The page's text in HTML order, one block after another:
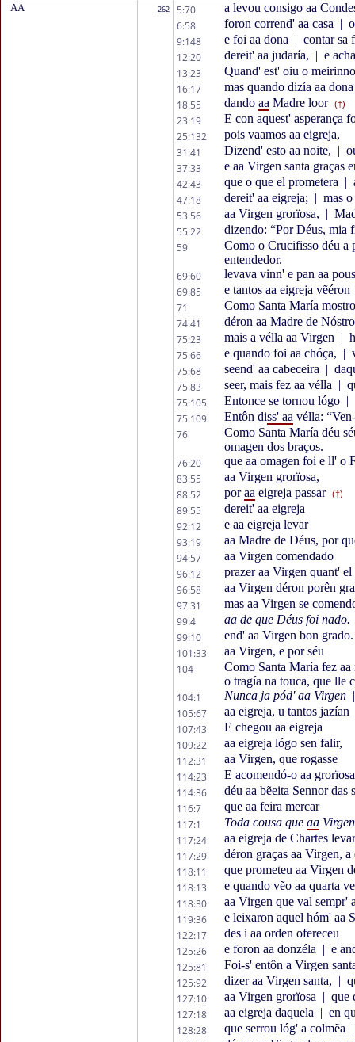
AA 262 5:70
a levou consigo aa
6:58
foron corrend' aa casa |
9:148
e foi aa dona | contar sa
12:20
dereit' aa judaría, | e
13:23
Quand' est' oiu o
16:17
mas quando dizía aa
18:55
dando aa Madre loor (†)
23:19
E con aquest' asperança
25:132
pois vaamos aa eigreja,
31:41
Dizend' esto aa noite, |
37:33
e aa Virgen santa graças
42:43
que o que el prometera |
47:18
dereit' aa eigreja; | mas
53:56
aa Virgen grorïosa, |
55:22
dizendo: “Por Déus, mia
59
Como o Crucifisso déu a
entendedor.
69:60
levava vinn' e pan aa
69:85
e tantos aa eigreja vẽéron
71
Como Santa María
74:41
déron aa Madre de
75:23
mais a vélla aa Virgen |
75:66
e quando foi aa chóça, |
75:68
seend' aa cabeceira |
75:83
seer, mais fez aa vélla |
75:105
Entonce se tornou lógo |
75:109
Entôn diss' aa vélla:
76
Como Santa María déu
omagen dos braços.
76:20
que aa omagen foi e ll' o
83:55
aa Virgen grorïosa,
88:52
poraa eigreja passar (†)
89:55
dereit' aa eigreja
92:12
e aa eigreja levar
93:19
aa Madre de Déus, por
94:57
aa Virgen comendado
96:12
prazer aa Virgen quant' el
96:58
aa Virgen déron porên
97:31
mas aa Virgen se
99:4
aa de que Déus foi nado.
99:10
end' aa Virgen bon grado.
101:33
aa Virgen, e por séu
104
Como Santa María fez
o tragía na touca, que lle
104:1
Nunca ja pód' aa Virgen |
105:67
aa eigreja, u tantos jazían
107:43
E chegou aa eigreja
109:22
aa eigreja lógo sen falir,
112:31
aa Virgen, que rogasse
114:23
E acomendó-o aa grorïosa
114:36
déu aa bẽeita Sennor das
116:7
que aa feira mercar
117:1
Toda cousa que aa
117:24
aa eigreja de Chartes
117:29
déron graças aa Virgen,
118:11
que prometeu aa Virgen
118:13
e quando vẽo aa quarta
118:30
aa Virgen que val sempr'
119:36
e leixaron aquel hóm' aa
122:17
des i aa orden ofereceu
125:26
e foron aa donzéla | e
125:81
Foi-s' entôn a Virgen
125:92
dizer aa Virgen santa, |
127:10
aa Virgen grorïosa | que
127:18
aa eigreja daquela | en
128:28
que serrou lóg' a colmẽa |